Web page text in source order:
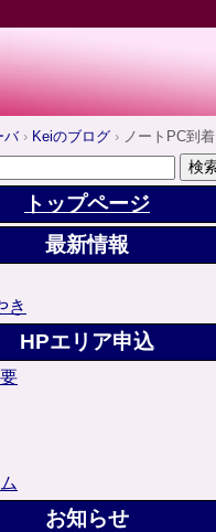
バ Keiのブログ ノートPC到着
トップページ
最新情報
き
HPエリア申込
お知らせ